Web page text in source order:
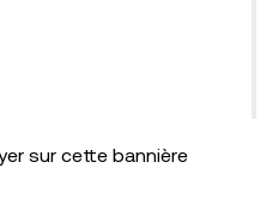
sur cette bannière